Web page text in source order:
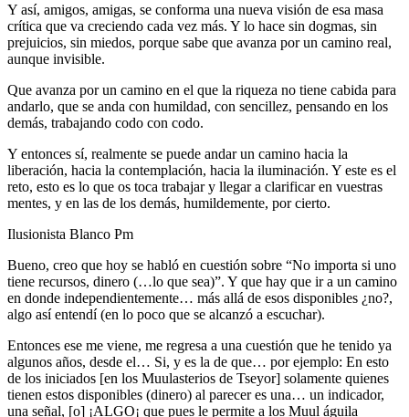
Y así, amigos, amigas, se conforma una nueva visión de esa masa
crítica que va creciendo cada vez más. Y lo hace sin dogmas, sin
prejuicios, sin miedos, porque sabe que avanza por un camino real,
aunque invisible.
Que avanza por un camino en el que la riqueza no tiene cabida para
andarlo, que se anda con humildad, con sencillez, pensando en los
demás, trabajando codo con codo.
Y entonces sí, realmente se puede andar un camino hacia la
liberación, hacia la contemplación, hacia la iluminación. Y este es el
reto, esto es lo que os toca trabajar y llegar a clarificar en vuestras
mentes, y en las de los demás, humildemente, por cierto.
Ilusionista Blanco Pm
Bueno, creo que hoy se habló en cuestión sobre “No importa si uno
tiene recursos, dinero (…lo que sea)”. Y que hay que ir a un camino
en donde independientemente… más allá de esos disponibles ¿no?,
algo así entendí (en lo poco que se alcanzó a escuchar).
Entonces ese me viene, me regresa a una cuestión que he tenido ya
algunos años, desde el… Si, y es la de que… por ejemplo: En esto
de los iniciados [en los Muulasterios de Tseyor] solamente quienes
tienen estos disponibles (dinero) al parecer es una… un indicador,
una señal, [o] ¡ALGO¡ que pues le permite a los Muul águila